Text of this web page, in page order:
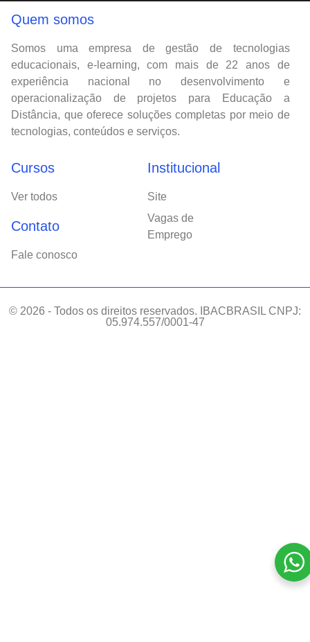
Quem somos
Somos uma empresa de gestão de tecnologias
educacionais, e-learning, com mais de 22 anos de
experiência nacional no desenvolvimento e
operacionalização de projetos para Educação a
Distância, que oferece soluções completas por meio de
tecnologias, conteúdos e serviços.
Cursos
Ver todos
Contato
Fale conosco
Institucional
Site
Vagas de
Emprego
© 2026 - Todos os direitos reservados. IBACBRASIL CNPJ:
05.974.557/0001-47